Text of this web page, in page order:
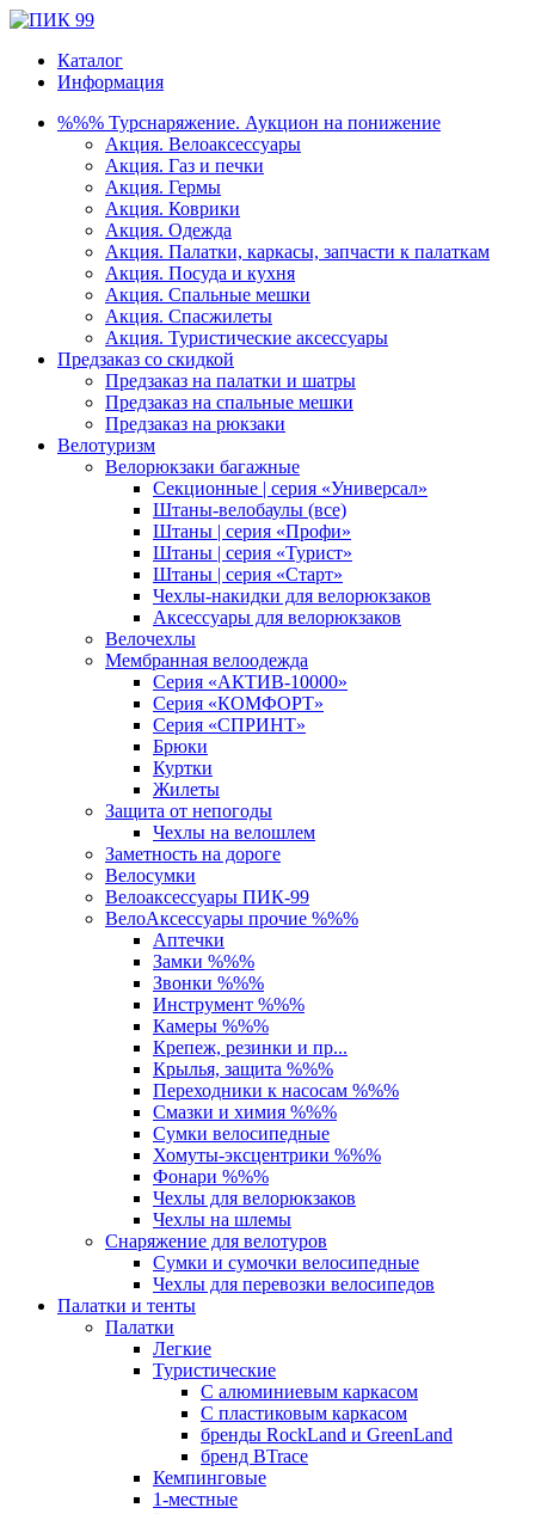
Каталог
Информация
%%% Турснаряжение. Аукцион на понижение
Акция. Велоаксессуары
Акция. Газ и печки
Акция. Гермы
Акция. Коврики
Акция. Одежда
Акция. Палатки, каркасы, запчасти к палаткам
Акция. Посуда и кухня
Акция. Спальные мешки
Акция. Спасжилеты
Акция. Туристические аксессуары
Предзаказ со скидкой
Предзаказ на палатки и шатры
Предзаказ на спальные мешки
Предзаказ на рюкзаки
Велотуризм
Велорюкзаки багажные
Секционные | серия «Универсал»
Штаны-велобаулы (все)
Штаны | серия «Профи»
Штаны | серия «Турист»
Штаны | серия «Старт»
Чехлы-накидки для велорюкзаков
Аксессуары для велорюкзаков
Велочехлы
Мембранная велоодежда
Серия «АКТИВ-10000»
Серия «КОМФОРТ»
Серия «СПРИНТ»
Брюки
Куртки
Жилеты
Защита от непогоды
Чехлы на велошлем
Заметность на дороге
Велосумки
Велоаксессуары ПИК-99
ВелоАксессуары прочие %%%
Аптечки
Замки %%%
Звонки %%%
Инструмент %%%
Камеры %%%
Крепеж, резинки и пр...
Крылья, защита %%%
Переходники к насосам %%%
Смазки и химия %%%
Сумки велосипедные
Хомуты-эксцентрики %%%
Фонари %%%
Чехлы для велорюкзаков
Чехлы на шлемы
Снаряжение для велотуров
Сумки и сумочки велосипедные
Чехлы для перевозки велосипедов
Палатки и тенты
Палатки
Легкие
Туристические
С алюминиевым каркасом
С пластиковым каркасом
бренды RockLand и GreenLand
бренд BTrace
Кемпинговые
1-местные